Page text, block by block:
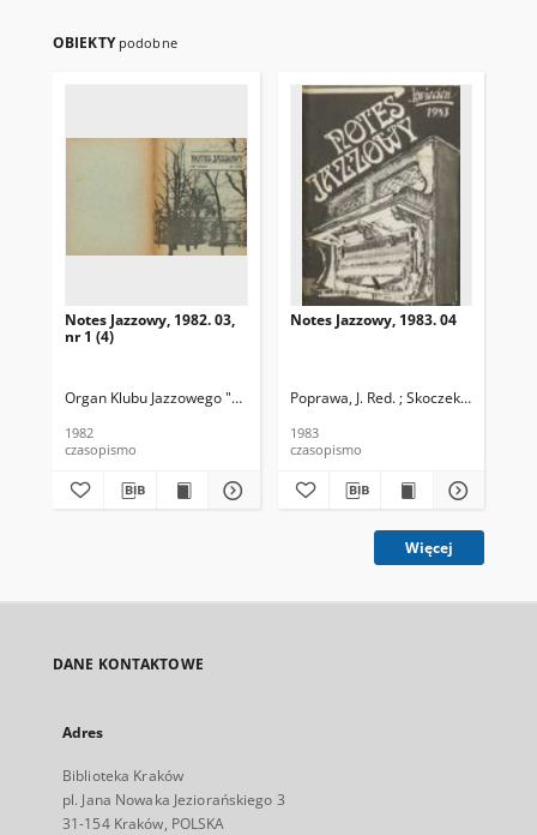
OBIEKTY podobne
Notes Jazzowy, 1982. 03,
nr 1 (4)
Organ Klubu Jazzowego "Rotunda" Skoczek, T. Red.
1982
czasopismo
Notes Jazzowy, 1983. 04
Poprawa, J. Red. ; Skoczek T. Red.
1983
czasopismo
Więcej
DANE KONTAKTOWE
Adres
Biblioteka Kraków
pl. Jana Nowaka Jeziorańskiego 3
31-154 Kraków, POLSKA